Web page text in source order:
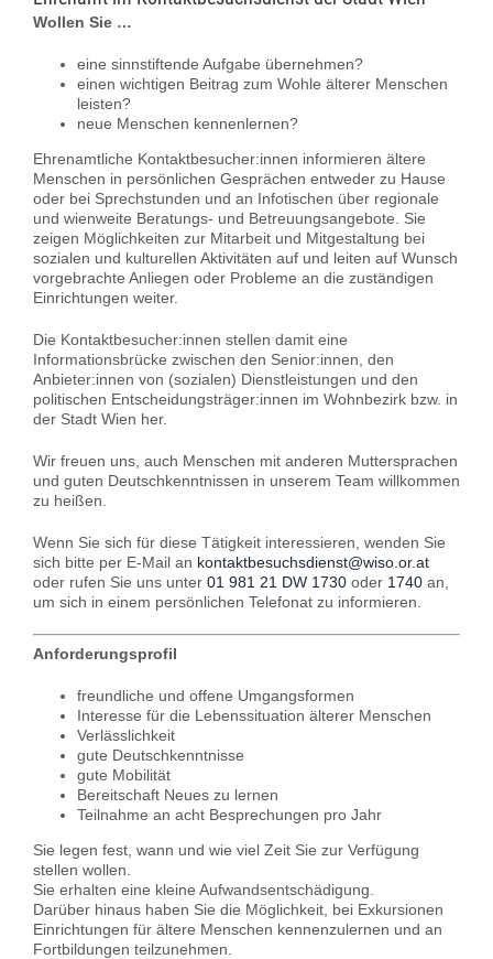
Über uns
Kontakt
Information in English
Leichter Lesen
Wollen Sie …
eine sinnstiftende Aufgabe übernehmen?
einen wichtigen Beitrag zum Wohle älterer Menschen
leisten?
neue Menschen kennenlernen?
Ehrenamtliche Kontaktbesucher:innen informieren ältere
Menschen in persönlichen Gesprächen entweder zu Hause
oder bei Sprechstunden und an Infotischen über regionale
und wienweite Beratungs- und Betreuungsangebote. Sie
zeigen Möglichkeiten zur Mitarbeit und Mitgestaltung bei
sozialen und kulturellen Aktivitäten auf und leiten auf Wunsch
vorgebrachte Anliegen oder Probleme an die zuständigen
Einrichtungen weiter.
Die Kontaktbesucher:innen stellen damit eine
Informationsbrücke zwischen den Senior:innen, den
Anbieter:innen von (sozialen) Dienstleistungen und den
politischen Entscheidungsträger:innen im Wohnbezirk bzw. in
der Stadt Wien her.
Wir freuen uns, auch Menschen mit anderen Muttersprachen
und guten Deutschkenntnissen in unserem Team willkommen
zu heißen.
Wenn Sie sich für diese Tätigkeit interessieren, wenden Sie
sich bitte per E-Mail an kontaktbesuchsdienst@wiso.or.at
oder rufen Sie uns unter 01 981 21 DW 1730oder 1740an,
um sich in einem persönlichen Telefonat zu informieren.
Anforderungsprofil
freundliche und offene Umgangsformen
Interesse für die Lebenssituation älterer Menschen
Verlässlichkeit
gute Deutschkenntnisse
gute Mobilität
Bereitschaft Neues zu lernen
Teilnahme an acht Besprechungen pro Jahr
Sie legen fest, wann und wie viel Zeit Sie zur Verfügung
stellen wollen.
Sie erhalten eine kleine Aufwandsentschädigung.
Darüber hinaus haben Sie die Möglichkeit, bei Exkursionen
Einrichtungen für ältere Menschen kennenzulernen und an
Fortbildungen teilzunehmen.